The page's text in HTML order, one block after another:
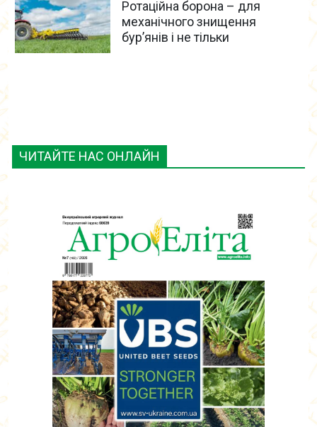
ЧИТАЙТЕ НАС ОНЛАЙН
Ротаційна борона – для
механічного знищення
бур’янів і не тільки